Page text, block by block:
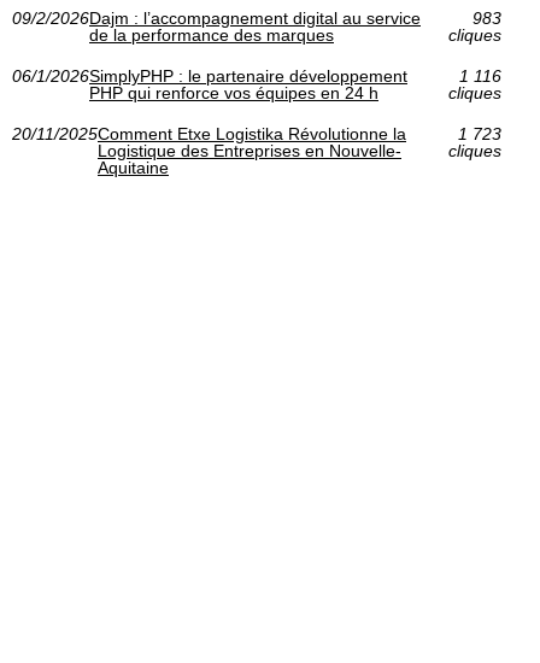
09/2/2026Dajm : l’accompagnement digital au service
de la performance des marques
983
cliques
06/1/2026SimplyPHP : le partenaire développement
PHP qui renforce vos équipes en 24 h
1 116
cliques
20/11/2025Comment Etxe Logistika Révolutionne la
Logistique des Entreprises en Nouvelle-
Aquitaine
1 723
cliques